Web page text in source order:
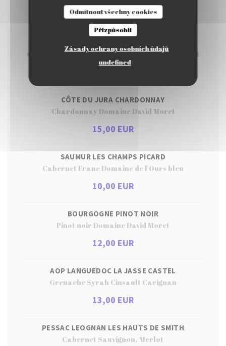
Odmítnout všechny cookies
Přizpůsobit
Zásady ochrany osobních údajů
undefined
11,00 EUR
CÔTE DU ROUSILLION CONFIDENTIELLE DOM
Grenache blanc et roussane Domaine Dom Brial
CÔTE DU JURA CHARDONNAY
Chardonnay Domaine David Moret
15,00 EUR
SAUMUR LES CHAMPS PICARD
Cabernet Franc Domaine de l'Ours bleu
10,00 EUR
BOURGOGNE PINOT NOIR
Pinot noir Domaine David Moret
12,00 EUR
AOP LANGUEDOC LA JASSE CASTEL
Grenache Syrah Cinsault Carignan
13,00 EUR
PESSAC LEOGNAN LES HAUTS DE SMITH
Cabernet Sauvignon, Merlot